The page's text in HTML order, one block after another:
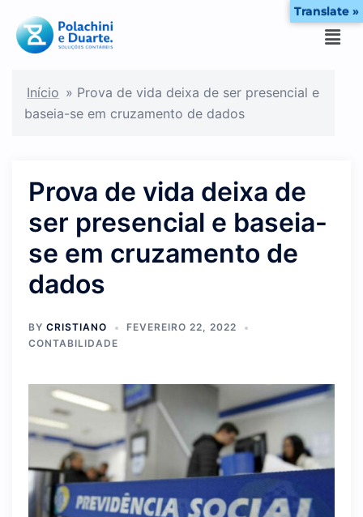
Início » Prova de vida deixa de ser presencial e
baseia-se em cruzamento de dados
Prova de vida deixa de
ser presencial e baseia-
se em cruzamento de
dados
BY CRISTIANO
FEVEREIRO 22, 2022
CONTABILIDADE
Translate »